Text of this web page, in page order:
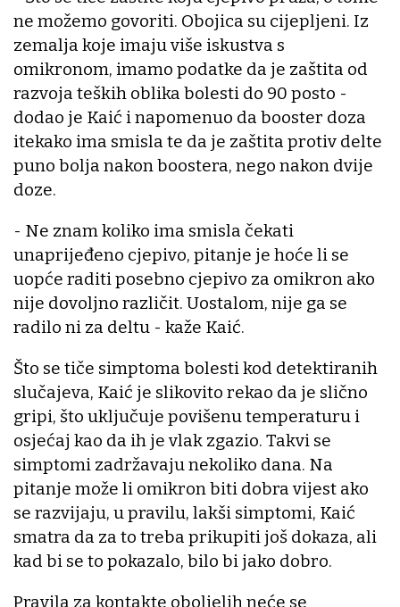
ne možemo govoriti. Obojica su cijepljeni. Iz
zemalja koje imaju više iskustva s
omikronom, imamo podatke da je zaštita od
razvoja teških oblika bolesti do 90 posto -
dodao je Kaić i napomenuo da booster doza
itekako ima smisla te da je zaštita protiv delte
puno bolja nakon boostera, nego nakon dvije
doze.
- Ne znam koliko ima smisla čekati
unaprijeđeno cjepivo, pitanje je hoće li se
uopće raditi posebno cjepivo za omikron ako
nije dovoljno različit. Uostalom, nije ga se
radilo ni za deltu - kaže Kaić.
Što se tiče simptoma bolesti kod detektiranih
slučajeva, Kaić je slikovito rekao da je slično
gripi, što uključuje povišenu temperaturu i
osjećaj kao da ih je vlak zgazio. Takvi se
simptomi zadržavaju nekoliko dana. Na
pitanje može li omikron biti dobra vijest ako
se razvijaju, u pravilu, lakši simptomi, Kaić
smatra da za to treba prikupiti još dokaza, ali
kad bi se to pokazalo, bilo bi jako dobro.
Pravila za kontakte oboljelih neće se